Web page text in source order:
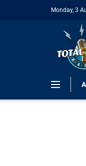
Monday, 3